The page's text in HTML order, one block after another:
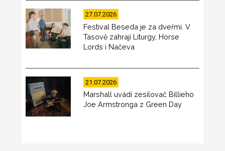
27.07.2026
Festival Beseda je za dveřmi. V
Tasově zahrají Liturgy, Horse
Lords i Načeva
21.07.2026
Marshall uvádí zesilovač Billieho
Joe Armstronga z Green Day